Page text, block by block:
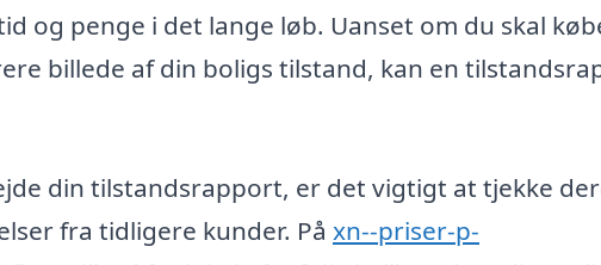
og penge i det lange løb. Uanset om du skal
billede af din boligs tilstand, kan en
din tilstandsrapport, er det vigtigt at tjekke
fra tidligere kunder. På xn--priser-p-